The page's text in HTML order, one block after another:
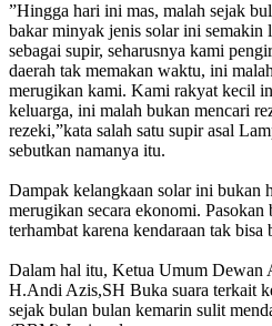
‎”Hingga hari ini mas, malah sejak
bakar minyak jenis solar ini semakin
sebagai supir, seharusnya kami
daerah tak memakan waktu, ini
merugikan kami. Kami rakyat kecil
keluarga, ini malah bukan mencari
rezeki,”kata salah satu supir asal
sebutkan namanya itu.
‎Dampak kelangkaan solar ini bukan
merugikan secara ekonomi. Pasokan
terhambat karena kendaraan tak bisa
‎Dalam hal itu, Ketua Umum
H.Andi Azis,SH Buka suara terkait
sejak bulan bulan kemarin sulit